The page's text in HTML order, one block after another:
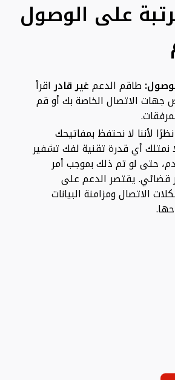
على الوصول
طاقم الدعمغير قادراقرأ
جهات الاتصال الخاصة بك أو قم
نظرًا لأننا لا نحتفظ بمفاتيحك
نمتلك أي قدرة تقنية لفك تشفير
حتى لو تم ذلك بموجب أمر
قضائي. يقتصر الدعم على
الاتصال ومزامنة البيانات